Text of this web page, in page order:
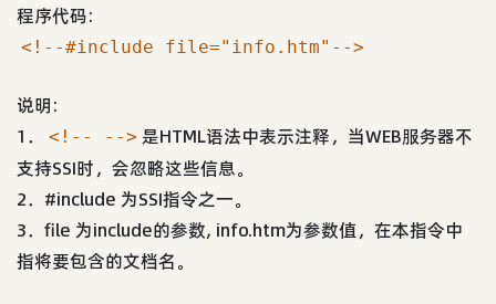
程序代码:
<!--#include file="info.htm"-->
说明:
1．
<!-- --> 是HTML语法中表示注释，当WEB服务器不
支持SSI时，会忽略这些信息。
2．#include 为SSI指令之一。
3．file 为include的参数, info.htm为参数值，在本指令中
指将要包含的文档名。